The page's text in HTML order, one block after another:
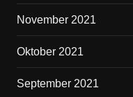
November 2021
Oktober 2021
September 2021